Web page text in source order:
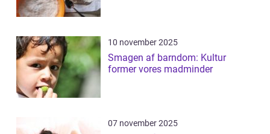
10 november 2025
Smagen af barndom: Kultur
former vores madminder
07 november 2025